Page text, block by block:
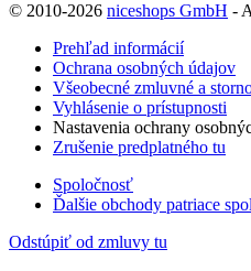
© 2010-2026 niceshops GmbH -
Prehľad informácií
Ochrana osobných údajov
Všeobecné zmluvné a
Vyhlásenie o prístupnosti
Nastavenia ochrany
Zrušenie predplatného tu
Spoločnosť
Ďalšie obchody patriace
Odstúpiť od zmluvy tu